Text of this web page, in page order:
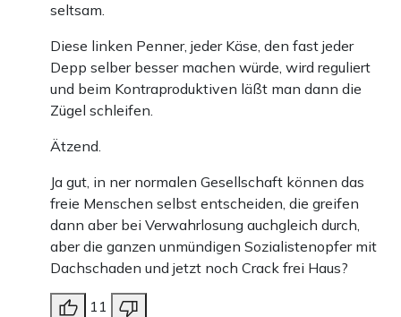
seltsam.
Diese linken Penner, jeder Käse, den fast jeder
Depp selber besser machen würde, wird reguliert
und beim Kontraproduktiven läßt man dann die
Zügel schleifen.
Ätzend.
Ja gut, in ner normalen Gesellschaft können das
freie Menschen selbst entscheiden, die greifen
dann aber bei Verwahrlosung auchgleich durch,
aber die ganzen unmündigen Sozialistenopfer mit
Dachschaden und jetzt noch Crack frei Haus?
11